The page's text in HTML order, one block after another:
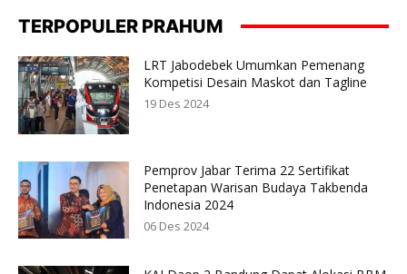
TERPOPULER PRAHUM
LRT Jabodebek Umumkan Pemenang
Kompetisi Desain Maskot dan Tagline
19 Des 2024
Pemprov Jabar Terima 22 Sertifikat
Penetapan Warisan Budaya Takbenda
Indonesia 2024
06 Des 2024